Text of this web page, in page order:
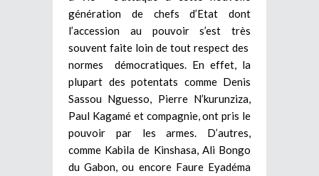
génération de chefs d’Etat dont
l’accession au pouvoir s’est très
souvent faite loin de tout respect des
normes démocratiques. En effet, la
plupart des potentats comme Denis
Sassou Nguesso, Pierre N’kurunziza,
Paul Kagamé et compagnie, ont pris le
pouvoir par les armes. D’autres,
comme Kabila de Kinshasa, Ali Bongo
du Gabon, ou encore Faure Eyadéma